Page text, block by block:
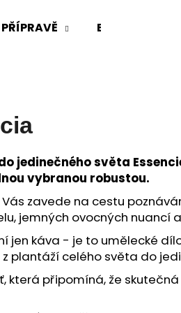
EDICE PRO
jedinečného světa
vybranou robustou.
Vás zavede na cestu
jemných ovocných nuancí
jen káva - je to umělecké
plantáží celého světa do
která připomíná, že